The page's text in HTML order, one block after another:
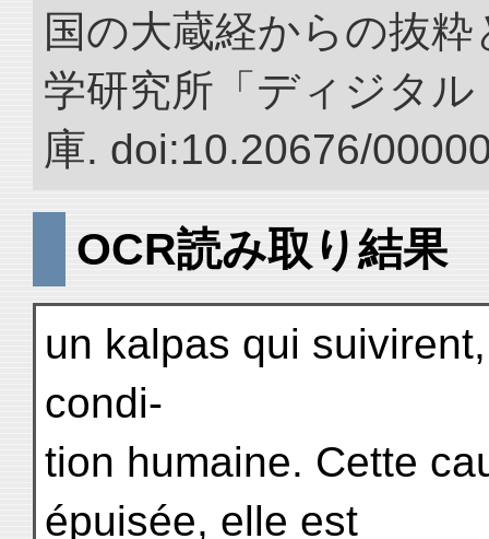
国の大蔵経からの抜
学研究所「ディジタ
庫. doi:10.20676/
OCR読み取り結果
un kalpas qui
condi-
tion humaine. Cette
épuisée, elle est